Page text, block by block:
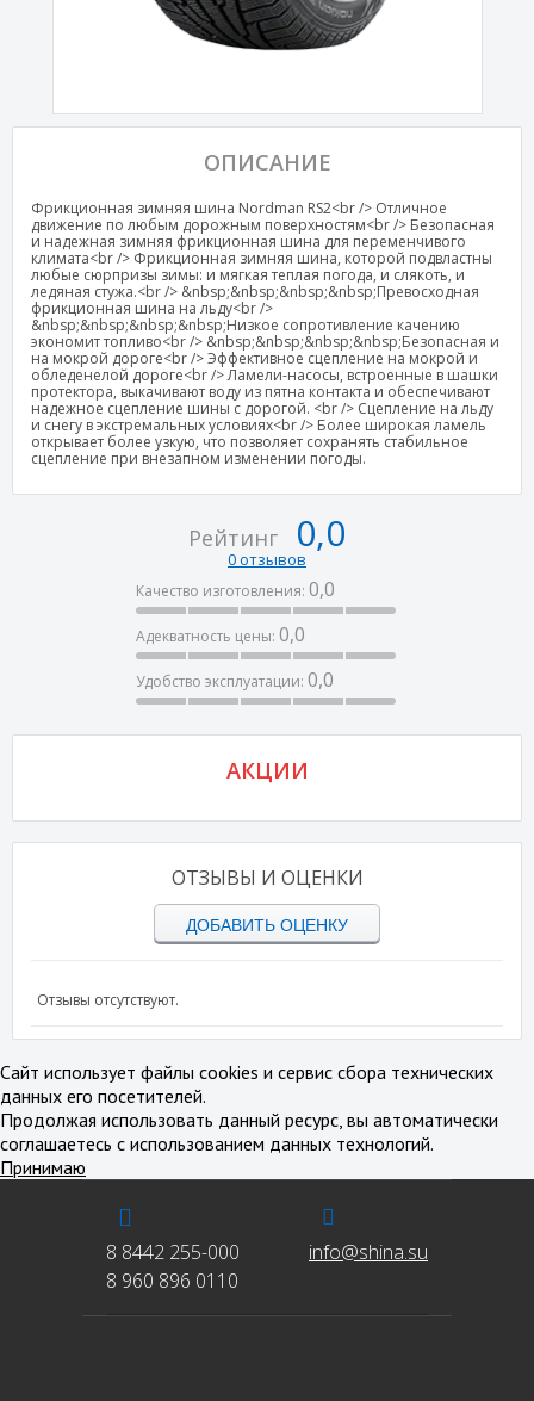
ОПИСАНИЕ
Фрикционная зимняя шина Nordman RS2<br /> Отличное
движение по любым дорожным поверхностям<br /> Безопасная
и надежная зимняя фрикционная шина для переменчивого
климата<br /> Фрикционная зимняя шина, которой подвластны
любые сюрпризы зимы: и мягкая теплая погода, и слякоть, и
ледяная стужа.<br /> &nbsp;&nbsp;&nbsp;&nbsp;Превосходная
фрикционная шина на льду<br />
&nbsp;&nbsp;&nbsp;&nbsp;Низкое сопротивление качению
экономит топливо<br /> &nbsp;&nbsp;&nbsp;&nbsp;Безопасная и
на мокрой дороге<br /> Эффективное сцепление на мокрой и
обледенелой дороге<br /> Ламели-насосы, встроенные в шашки
протектора, выкачивают воду из пятна контакта и обеспечивают
надежное сцепление шины с дорогой. <br /> Сцепление на льду
и снегу в экстремальных условиях<br /> Более широкая ламель
открывает более узкую, что позволяет сохранять стабильное
сцепление при внезапном изменении погоды.
Рейтинг 0,0
0 отзывов
Качество изготовления: 0,0
Адекватность цены: 0,0
Удобство эксплуатации: 0,0
АКЦИИ
ОТЗЫВЫ И ОЦЕНКИ
ДОБАВИТЬ ОЦЕНКУ
Отзывы отсутствуют.
8 8442 255-000
8 960 896 0110
info@shina.su
Сайт использует файлы cookies и сервис сбора технических
данных его посетителей.
Продолжая использовать данный ресурс, вы автоматически
соглашаетесь с использованием данных технологий.
Принимаю